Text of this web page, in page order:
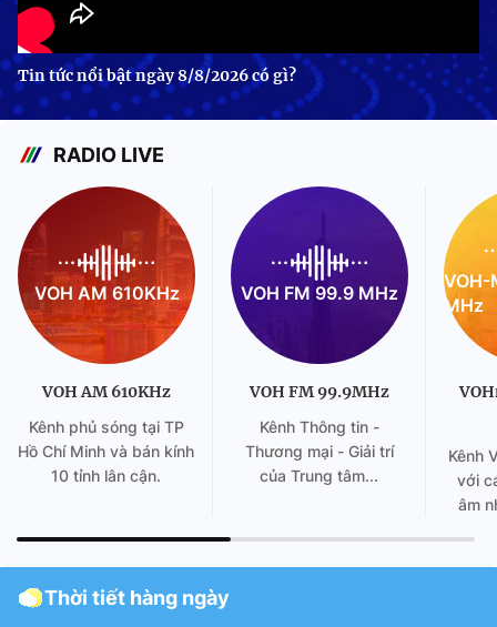
Tin tức nổi bật ngày 8/8/2026 có gì?
RADIO LIVE
VOH AM 610KHz
VOH AM 610KHz
Kênh phủ sóng tại TP
Hồ Chí Minh và bán kính
10 tỉnh lân cận.
VOH FM 99.9 MHz
VOH FM 99.9MHz
Kênh Thông tin -
Thương mại - Giải trí
của Trung tâm...
VOH-
MHz
Kênh
với
âm
Thời tiết hàng ngày